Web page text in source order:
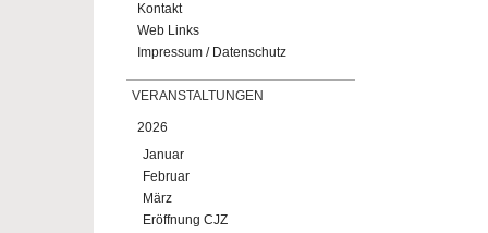
Kontakt
Web Links
Impressum / Datenschutz
VERANSTALTUNGEN
2026
Januar
Februar
März
Eröffnung CJZ